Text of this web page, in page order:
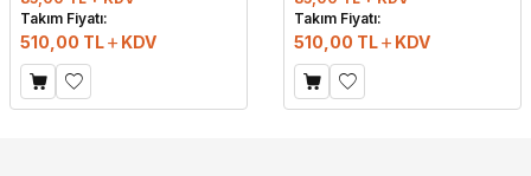
Takım Fiyatı:
510,00 TL KDV
Takım Fiyatı:
510,00 TL KDV